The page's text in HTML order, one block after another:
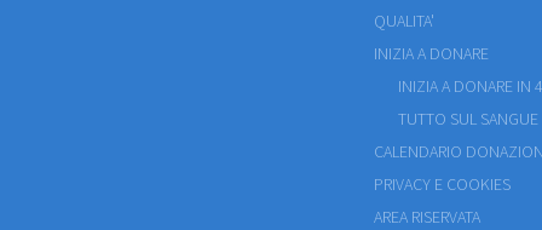
QUALITA'
INIZIA A DONARE
INIZIA A DONARE IN
TUTTO SUL SANGUE
CALENDARIO
PRIVACY E COOKIES
AREA RISERVATA